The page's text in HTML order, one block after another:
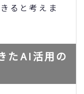
ると考えま
たAI活用の